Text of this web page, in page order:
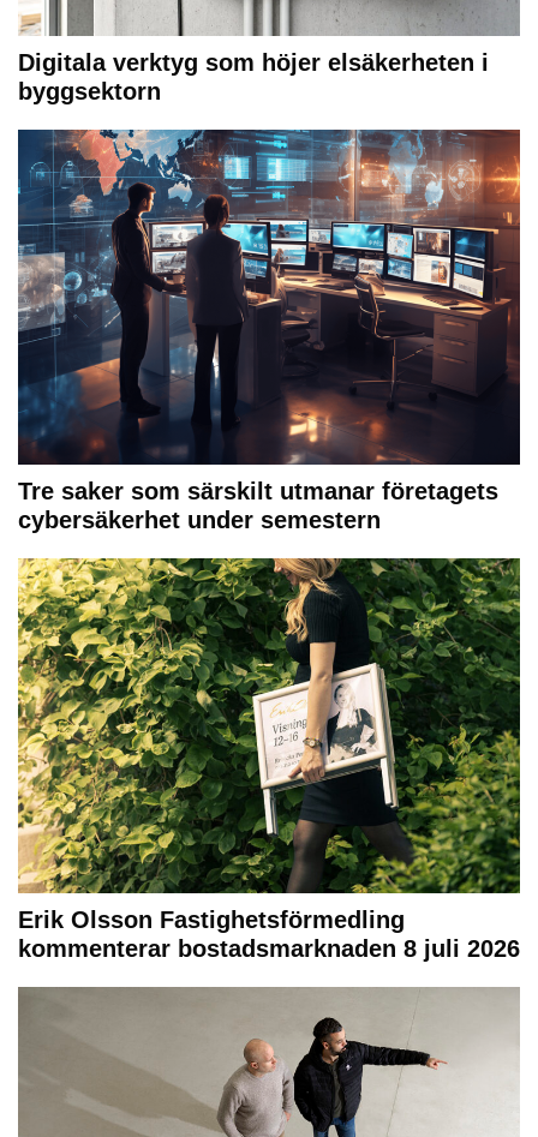
Digitala verktyg som höjer elsäkerheten i
byggsektorn
Tre saker som särskilt utmanar företagets
cybersäkerhet under semestern
Erik Olsson Fastighetsförmedling
kommenterar bostadsmarknaden 8 juli 2026